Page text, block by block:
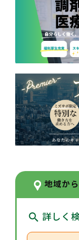
地域か
詳しく